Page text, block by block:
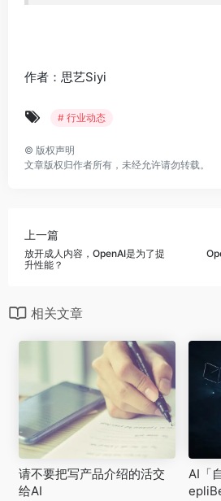
作者：思艺Siyi
# 行业动态
© 版权声明
文章版权归作者所有，未经允许请勿转载。
上一篇
放开成人内容，OpenAI是为了提
升性能？
相关文章
请不要把写产品介绍的活交
给AI
AI「